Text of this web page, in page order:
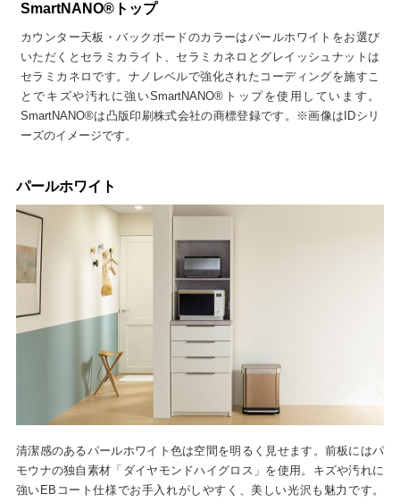
SmartNANO®トップ
カウンター天板・バックボードのカラーはパールホワイトをお選び
いただくとセラミカライト、セラミカネロとグレイッシュナットは
セラミカネロです。ナノレベルで強化されたコーディングを施すこ
とでキズや汚れに強いSmartNANO®トップを使用しています。
SmartNANO®は凸版印刷株式会社の商標登録です。※画像はIDシリ
ーズのイメージです。
パールホワイト
清潔感のあるパールホワイト色は空間を明るく見せます。前板にはパ
モウナの独自素材「ダイヤモンドハイグロス」を使用。キズや汚れに
強いEBコート仕様でお手入れがしやすく、美しい光沢も魅力です。